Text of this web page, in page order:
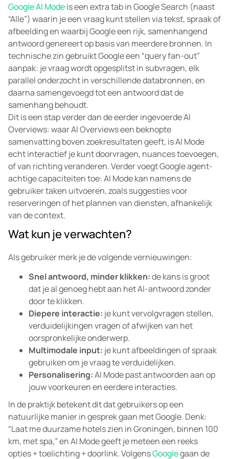
Google AI Modeis een extra tab in Google Search (naast
“Alle”) waarin je een vraag kunt stellen via tekst, spraak of
afbeelding en waarbij Google een rijk, samenhangend
antwoord genereert op basis van meerdere bronnen. In
technische zin gebruikt Google een “query fan-out”
aanpak: je vraag wordt opgesplitst in subvragen, elk
parallel onderzocht in verschillende databronnen, en
daarna samengevoegd tot een antwoord dat de
samenhang behoudt.
Dit is een stap verder dan de eerder ingevoerde AI
Overviews: waar AI Overviews een beknopte
samenvatting boven zoekresultaten geeft, is AI Mode
echt interactief je kunt doorvragen, nuances toevoegen,
of van richting veranderen. Verder voegt Google agent-
achtige capaciteiten toe: AI Mode kan namens de
gebruiker taken uitvoeren, zoals suggesties voor
reserveringen of het plannen van diensten, afhankelijk
van de context.
Wat kun je verwachten?
Als gebruiker merk je de volgende vernieuwingen:
Snel antwoord, minder klikken:de kans is groot
dat je al genoeg hebt aan het AI-antwoord zonder
door te klikken.
Diepere interactie: je kunt vervolgvragen stellen,
verduidelijkingen vragen of afwijken van het
oorspronkelijke onderwerp.
Multimodale input: je kunt afbeeldingen of spraak
gebruiken om je vraag te verduidelijken.
Personalisering:AI Mode past antwoorden aan op
jouw voorkeuren en eerdere interacties.
In de praktijk betekent dit dat gebruikers op een
natuurlijke manier in gesprek gaan met Google. Denk:
“Laat me duurzame hotels zien in Groningen, binnen 100
km, met spa,” en AI Mode geeft je meteen een reeks
opties + toelichting + doorlink. VolgensGooglegaan de